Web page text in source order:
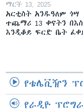
ማርች 13, 2025
አርቲስት አንዱዓለም ጎሣ
ተጨማሪ 13 ቀናትን
እንዲቆይ ፍርድ ቤት
የቴሌቪዥን
የራዲዮ